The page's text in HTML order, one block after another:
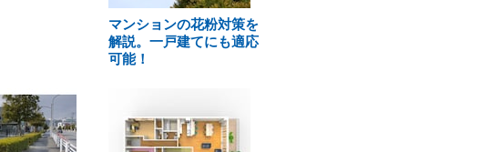
マンションの花粉対策を
解説。一戸建てにも適応
可能！